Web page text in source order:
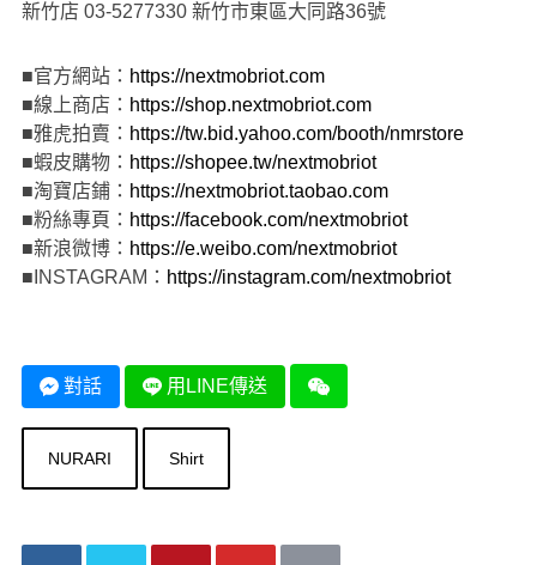
新竹店 03-5277330 新竹市東區大同路36號
■官方網站： https://nextmobriot.com
■線上商店： https://shop.nextmobriot.com
■雅虎拍賣： https://tw.bid.yahoo.com/booth/nmrstore
■蝦皮購物： https://shopee.tw/nextmobriot
■淘寶店鋪： https://nextmobriot.taobao.com
■粉絲專頁： https://facebook.com/nextmobriot
■新浪微博： https://e.weibo.com/nextmobriot
■INSTAGRAM： https://instagram.com/nextmobriot
對話 用LINE傳送
NURARI Shirt